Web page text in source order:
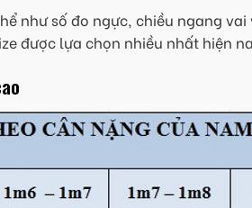
như số đo ngực, chiều ngang
được lựa chọn nhiều nhất hiện